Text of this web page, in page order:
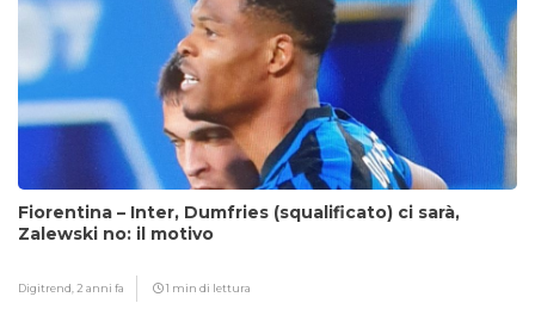
Fiorentina – Inter, Dumfries (squalificato) ci sarà,
Zalewski no: il motivo
Digitrend, 2 anni fa 1 min di lettura